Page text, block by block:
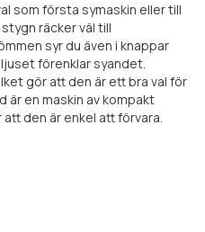
som första symaskin eller till
räcker väl till
syr du även i knappar
förenklar syandet.
gör att den är ett bra val för
är en maskin av kompakt
den är enkel att förvara.